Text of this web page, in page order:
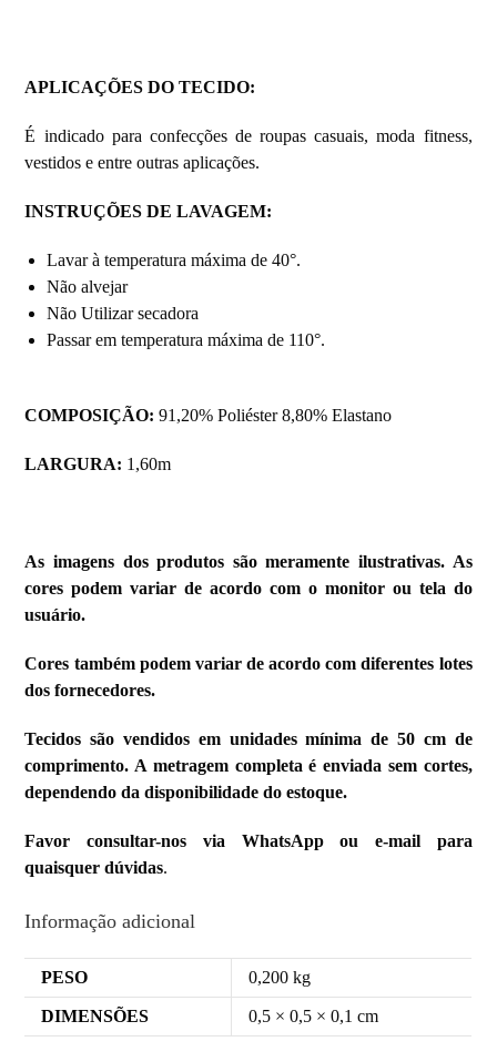
APLICAÇÕES DO TECIDO:
É indicado para confecções de roupas casuais, moda fitness,
vestidos e entre outras aplicações.
INSTRUÇÕES DE LAVAGEM:
Lavar à temperatura máxima de 40°.
Não alvejar
Não Utilizar secadora
Passar em temperatura máxima de 110°.
COMPOSIÇÃO: 91,20% Poliéster 8,80% Elastano
LARGURA: 1,60m
As imagens dos produtos são meramente ilustrativas. As
cores podem variar de acordo com o monitor ou tela do
usuário.
Cores também podem variar de acordo com diferentes lotes
dos fornecedores.
Tecidos são vendidos em unidades mínima de 50 cm de
comprimento. A metragem completa é enviada sem cortes,
dependendo da disponibilidade do estoque.
Favor consultar-nos via WhatsApp ou e-mail para
quaisquer dúvidas.
Informação adicional
PESO 0,200 kg
DIMENSÕES 0,5 × 0,5 × 0,1 cm